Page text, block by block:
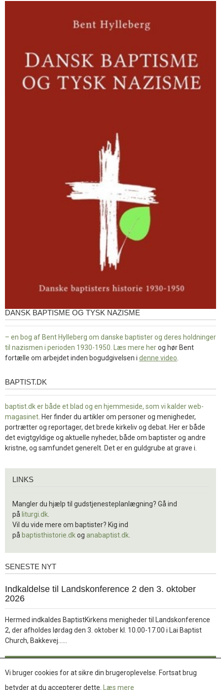
DANSK BAPTISME OG TYSK NAZISME
– en bog af Bent Hylleberg om danske baptister og deres holdninger
til nazismen i perioden 1930-1950. Læs mere herog hør Bent
fortælle om arbejdet inden bogudgivelsen i denne video
baptist.dk
BAPTIST.DK
baptist.dk er både et blad og en hjemmeside, som vi kalder web-
magasinet . Her finder du artikler om personer og menigheder,
portrætter og reportager, det brede kirkeliv og debat. Her er både
det evigtgyldige og aktuelle nyheder, både om baptister og andre
kristne, og samfundet generelt. Det er en guldgrube at grave i.
LINKS
Mangler du hjælp til gudstjenesteplanlægning? Gå ind
på liturgi.dk
Vil du vide mere om baptister? Kig ind
på baptisthistorie.dkog anabaptist.dk
Seneste
SENESTE NYT
1.
jul.
Indkaldelse til Landskonference 2 den 3. oktober
2026
Hermed indkaldes BaptistKirkens menigheder til Landskonference
2, der afholdes lørdag den 3. oktober kl. 10.00-17.00 i Lai Baptist
Church, Bakkevej……
Læs mere
Vi bruger cookies for at sikre din brugeroplevelse. Fortsat brug
betyder at du accepterer dette.
Læs mere